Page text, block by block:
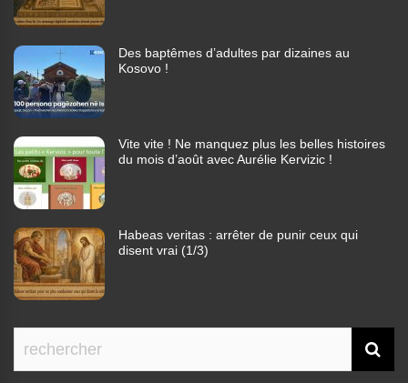
Des baptêmes d’adultes par dizaines au
Kosovo !
Vite vite ! Ne manquez plus les belles histoires
du mois d’août avec Aurélie Kervizic !
Habeas veritas : arrêter de punir ceux qui
disent vrai (1/3)